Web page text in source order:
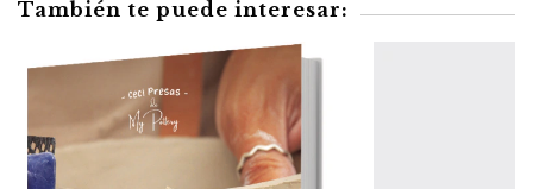
También te puede interesar: